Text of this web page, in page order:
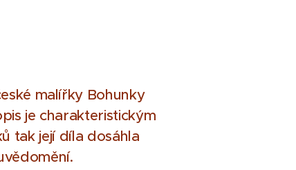
malířky Bohunky
je charakteristickým
tak její díla dosáhla